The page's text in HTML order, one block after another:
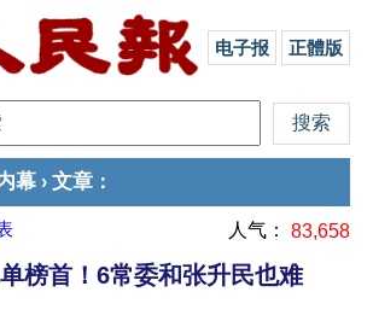
电子报 正體版
幕 › 文章 ：
人气： 83,658
榜首！6常委和张升民也难